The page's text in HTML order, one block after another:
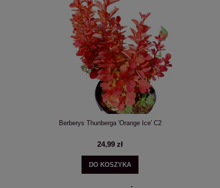
Wielopak 10 sztuk: Choina kanadyjska Tsuga canadensis C3
189,99 zł
DO KOSZYKA